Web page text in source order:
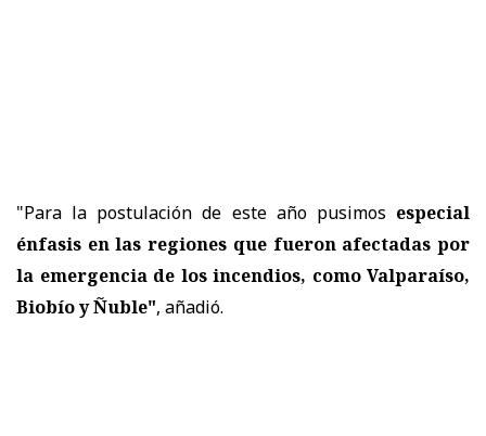
"Para la postulación de este año pusimos especial
énfasis en las regiones que fueron afectadas por
la emergencia de los incendios, como Valparaíso,
Biobío y Ñuble", añadió.